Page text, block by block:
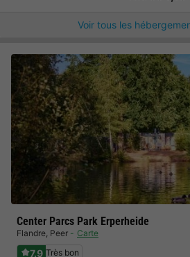
Voir tous les
Center Parcs Park Erperheide
Flandre, Peer Carte
7.9 Très bon